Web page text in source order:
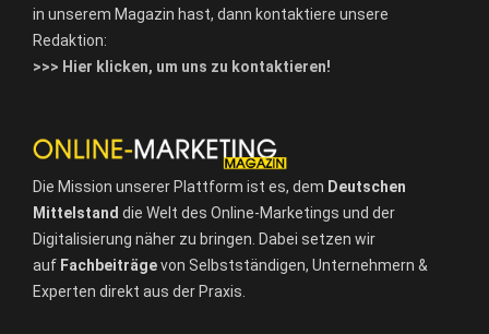
in unserem Magazin hast, dann kontaktiere unsere
Redaktion:
>>> Hier klicken, um uns zu kontaktieren!
Die Mission unserer Plattform ist es, dem Deutschen
Mittelstand die Welt des Online-Marketings und der
Digitalisierung näher zu bringen. Dabei setzen wir
auf Fachbeiträgevon Selbstständigen, Unternehmern &
Experten direkt aus der Praxis.